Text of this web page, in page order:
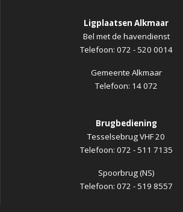
Ligplaatsen Alkmaar
Bel met de havendienst
Telefoon: 072 - 520 0014
Gemeente Alkmaar
Telefoon: 14 072
Brugbediening
Tesselsebrug VHF 20
Telefoon: 072 - 511 7135
Spoorbrug (NS)
Telefoon: 072 - 519 8557